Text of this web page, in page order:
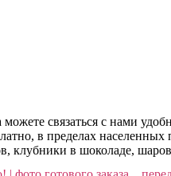
связаться с нами
в пределах
клубники в шоколаде,